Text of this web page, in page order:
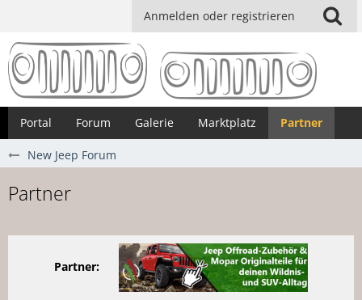
Anmelden oder registrieren
Portal Forum Galerie Marktplatz Partner
New Jeep Forum
Partner
Partner: